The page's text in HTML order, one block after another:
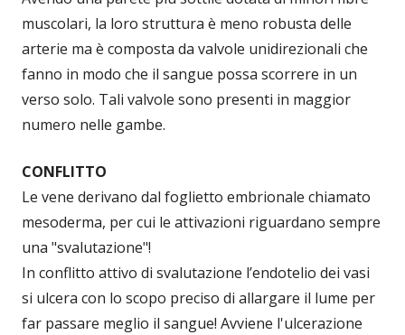
muscolari, la loro struttura è meno robusta delle
arterie ma è composta da valvole unidirezionali che
fanno in modo che il sangue possa scorrere in un
verso solo. Tali valvole sono presenti in maggior
numero nelle gambe.
CONFLITTO
Le vene derivano dal foglietto embrionale chiamato
mesoderma, per cui le attivazioni riguardano sempre
una "svalutazione"!
In conflitto attivo di svalutazione l’endotelio dei vasi
si ulcera con lo scopo preciso di allargare il lume per
far passare meglio il sangue! Avviene l'ulcerazione